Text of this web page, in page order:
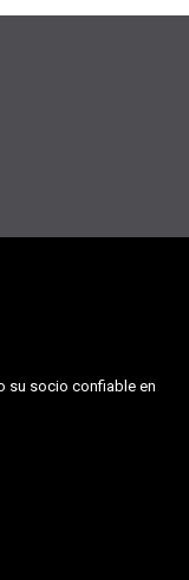
su socio confiable en